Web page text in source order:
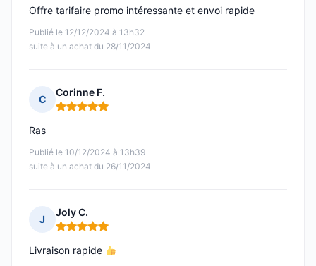
Publié le 12/12/2024 à 13h32
suite à un achat du 28/11/2024
Offre tarifaire promo intéressante et envoi rapide
C
Corinne F.
Note : 5 sur 5
Publié le 10/12/2024 à 13h39
suite à un achat du 26/11/2024
Ras
J
Joly C.
Note : 5 sur 5
Livraison rapide